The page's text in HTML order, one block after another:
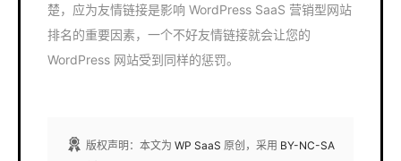
楚，应为友情链接是影响 WordPress SaaS 营销型网站
排名的重要因素，一个不好友情链接就会让您的
WordPress 网站受到同样的惩罚。
版权声明：本文为 WP SaaS 原创，采用 BY-NC-SA